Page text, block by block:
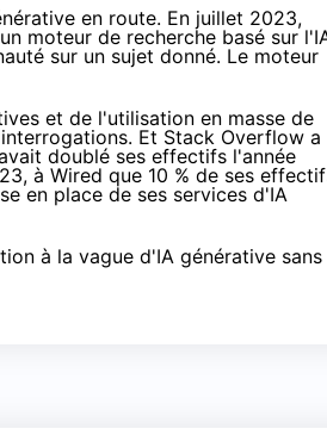
en route. En juillet 2023,
moteur de recherche basé sur
sur un sujet donné. Le moteur
et de l'utilisation en masse de
Et Stack Overflow a
doublé ses effectifs l'année
à Wired que 10 % de ses
en place de ses services d'IA
à la vague d'IA générative sans